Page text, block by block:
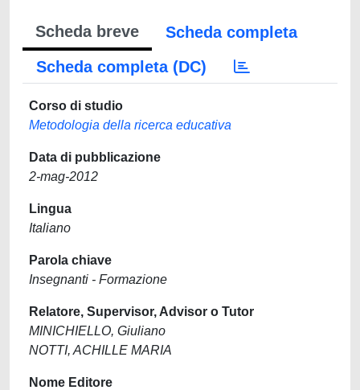
Scheda breve
Scheda completa
Scheda completa (DC)
Corso di studio
Metodologia della ricerca educativa
Data di pubblicazione
2-mag-2012
Lingua
Italiano
Parola chiave
Insegnanti - Formazione
Relatore, Supervisor, Advisor o Tutor
MINICHIELLO, Giuliano
NOTTI, ACHILLE MARIA
Nome Editore